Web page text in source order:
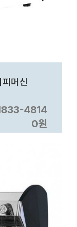
머신
4814
0원